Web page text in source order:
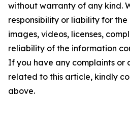
without warranty of any kind.
responsibility or liability for
images, videos, licenses,
reliability of the information
If you have any complaints or
related to this article, kindly
above.